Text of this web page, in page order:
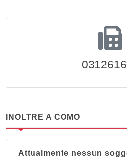
INOLTRE A COMO
Attualmente nessun